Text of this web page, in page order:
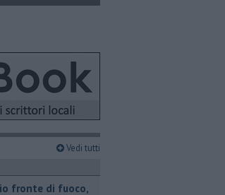
Vedi tutti
fronte di fuoco,